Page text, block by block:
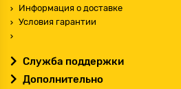
Информация о доставке
Условия гарантии
Служба поддержки
Дополнительно